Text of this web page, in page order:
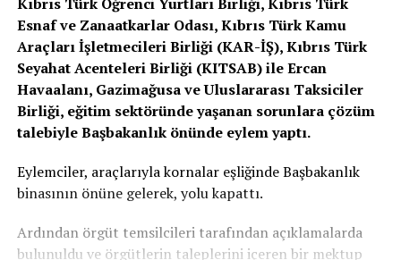
Esnaf ve Zanaatkarlar Odası, Kıbrıs Türk Kamu
Araçları İşletmecileri Birliği (KAR-İŞ), Kıbrıs Türk
Seyahat Acenteleri Birliği (KITSAB) ile Ercan
Havaalanı, Gazimağusa ve Uluslararası Taksiciler
Birliği, eğitim sektöründe yaşanan sorunlara çözüm
talebiyle Başbakanlık önünde eylem yaptı.
Eylemciler, araçlarıyla kornalar eşliğinde Başbakanlık
binasının önüne gelerek, yolu kapattı.
Ardından örgüt temsilcileri tarafından açıklamalarda
bulunuldu ve örgütlerin taleplerini içeren bir mektup